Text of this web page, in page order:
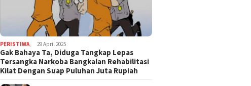
PERISTIWA, 29 April 2025
Gak Bahaya Ta, Diduga Tangkap Lepas
Tersangka Narkoba Bangkalan Rehabilitasi
Kilat Dengan Suap Puluhan Juta Rupiah